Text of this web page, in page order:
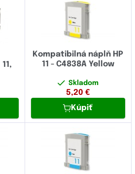
Kompatibilná náplň HP
11 - C4838A Yellow
Skladom
5,20 €
Kúpiť